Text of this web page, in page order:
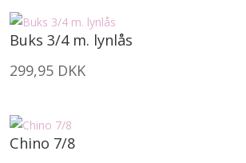
Buks 3/4 m. lynlås
299,95 DKK
Chino 7/8